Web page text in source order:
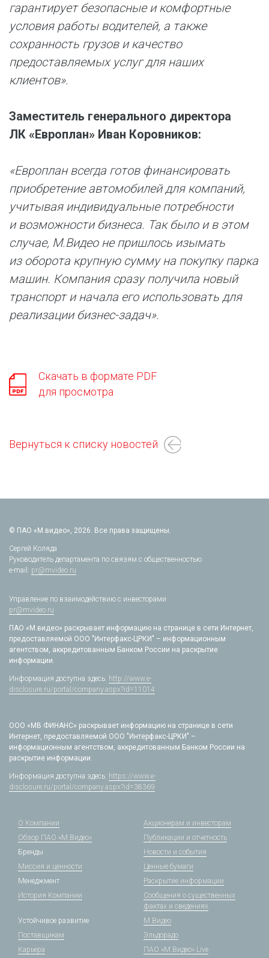
гарантирует безопасные и комфортные
условия работы водителей, а также
сохранность грузов и качество
предоставляемых услуг для наших
клиентов».
Заместитель генерального директора
ЛК «Европлан» Иван Коровников:
«Европлан всегда готов финансировать
приобретение автомобилей для компаний,
учитывая индивидуальные потребности
и возможности бизнеса. Так было и в этом
случае, М.Видео не пришлось изымать
из оборота крупную сумму на покупку парка
машин. Компания сразу получила новый
транспорт и начала его использовать для
реализации бизнес-задач».
Скачать в формате PDF
для просмотра
Вернуться к списку новостей
© ПАО «М.видео», 2026. Все права защищены.
Сергей Коляда
Руководитель департамента по связям с общественностью
e-mail: pr@mvideo.ru
Управление по взаимодействию с инвесторами
pr@mvideo.ru
ПАО «М.видео» раскрывает информацию на странице в сети Интернет,
предоставляемой ООО "Интерфакс-ЦРКИ" – информационным
агентством, аккредитованным Банком России на раскрытие
информации.
Информация доступна здесь: http://www.e-
disclosure.ru/portal/company.aspx?id=11014
ООО «МВ ФИНАНС» раскрывает информацию на странице в сети
Интернет, предоставляемой ООО "Интерфакс-ЦРКИ" –
информационным агентством, аккредитованным Банком России на
раскрытие информации.
Информация доступна здесь: https://www.e-
disclosure.ru/portal/company.aspx?id=38369
О Компании
Обзор ПАО «М.Видео»
Бренды
Миссия и ценности
Менеджмент
История Компании
Акционерам и инвесторам
Публикации и отчетность
Новости и события
Ценные бумаги
Раскрытие информации
Сообщения о существенных
фактах и сведениях
Устойчивое развитие
Поставщикам
Карьера
М.Видео
Эльдорадо
ПАО «М.Видео» Live